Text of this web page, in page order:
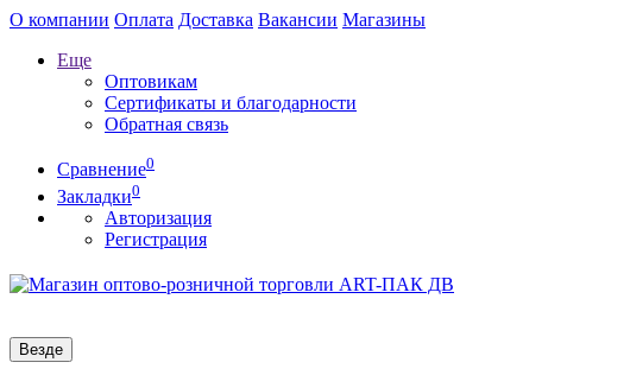
О компании Оплата Доставка Вакансии Магазины
Еще
Оптовикам
Сертификаты и благодарности
Обратная связь
Сравнение0
Закладки0
Авторизация
Регистрация
Везде